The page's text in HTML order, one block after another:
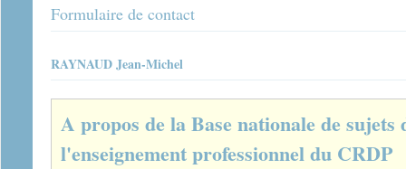
Formulaire de contact
RAYNAUD Jean-Michel
A propos de la Base nationale de sujets
l'enseignement professionnel du CRDP